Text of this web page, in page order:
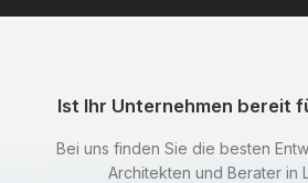
Ist Ihr Unternehmen bereit
Bei uns finden Sie die besten
Architekten und Berater in